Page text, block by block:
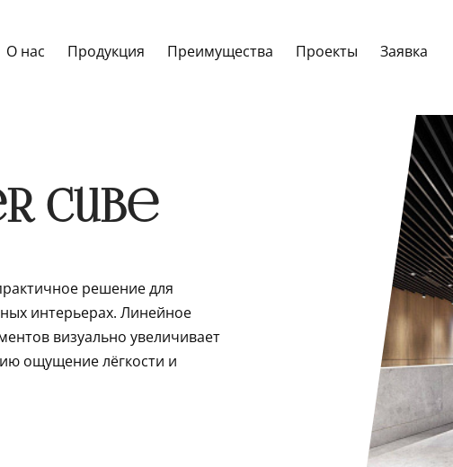
О нас Продукция Преимущества Проекты
Заявка
Cube
решение для
интерьерах. Линейное
визуально увеличивает
ощущение лёгкости и